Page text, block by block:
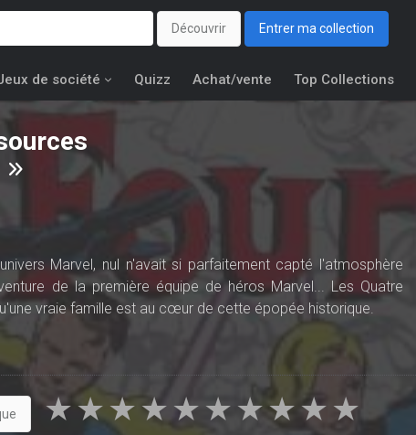
Découvrir Entrer ma collection
de société Quizz Achat/vente Top Collections
Marvel, nul n'avait si parfaitement capté l'atmosphère
de la première équipe de héros Marvel... Les Quatre
vraie famille est au cœur de cette épopée historique.
★
★
★
★
★
★
★
★
★
★